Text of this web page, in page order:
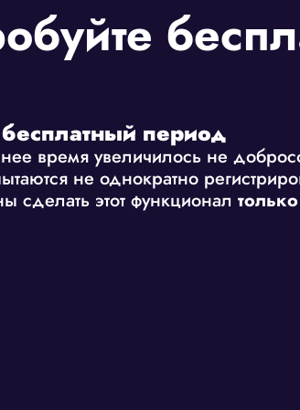
бесплатный период
время увеличилось не
не однократно
сделать этот функционал